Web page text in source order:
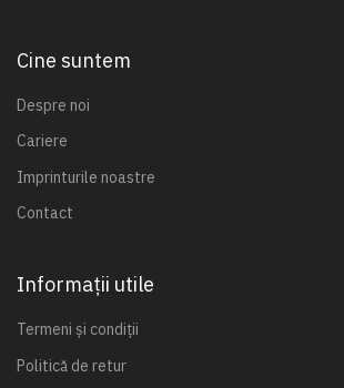
Cine suntem
Despre noi
Cariere
Imprinturile noastre
Contact
Informații utile
Termeni și condiții
Politică de retur